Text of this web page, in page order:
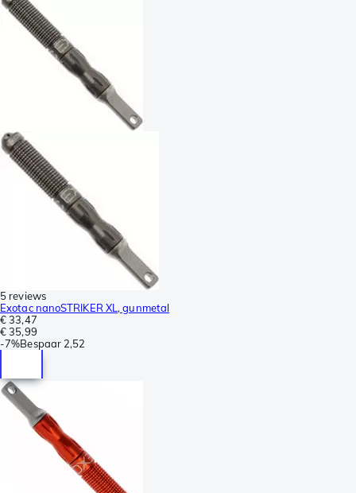
5 reviews
Exotac nanoSTRIKER XL, gunmetal
€ 33,47
€ 35,99
-7%Bespaar 2,52